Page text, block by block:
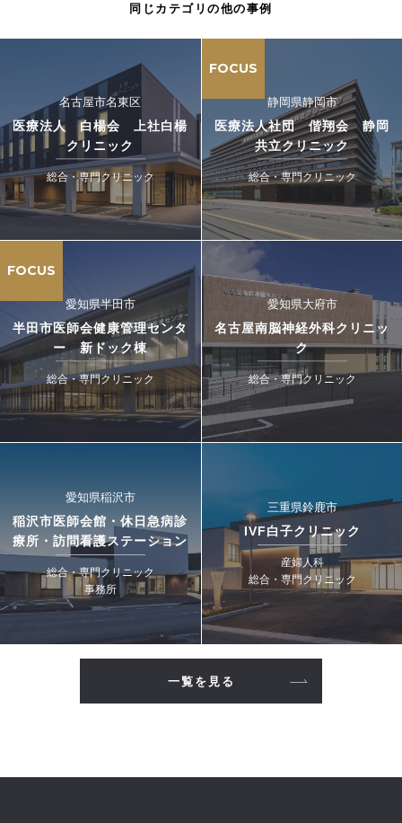
同じカテゴリの他の事例
名古屋市名東区
医療法人 白楊会 上社白楊
クリニック
総合・専門クリニック
FOCUS
静岡県静岡市
医療法人社団 偕翔会 静岡
共立クリニック
総合・専門クリニック
FOCUS
愛知県半田市
半田市医師会健康管理センタ
ー 新ドック棟
総合・専門クリニック
愛知県大府市
名古屋南脳神経外科クリニッ
ク
総合・専門クリニック
愛知県稲沢市
稲沢市医師会館・休日急病診
療所・訪問看護ステーション
総合・専門クリニック
事務所
三重県鈴鹿市
IVF白子クリニック
産婦人科
総合・専門クリニック
一覧を見る